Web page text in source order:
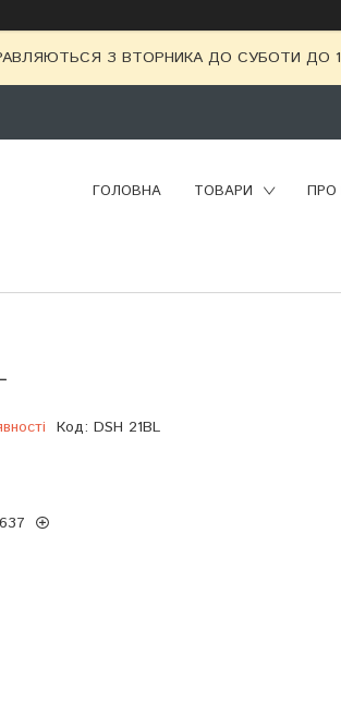
З ВТОРНИКА ДО СУБОТИ ДО
ГОЛОВНА ТОВАРИ ПРО
Код: DSH 21BL